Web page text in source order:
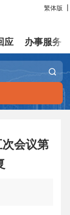
繁体版
应 办事服务
会议第